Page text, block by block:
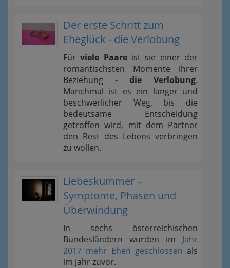
Der erste Schritt zum
Eheglück - die Verlobung
Fürviele Paareist sie einer der
romantischsten Momente ihrer
Beziehung - die Verlobung.
Manchmal ist es ein langer und
beschwerlicher Weg, bis die
bedeutsame Entscheidung
getroffen wird, mit dem Partner
den Rest des Lebens verbringen
zu wollen.
Liebeskummer –
Symptome, Phasen und
Überwindung
In sechs österreichischen
Bundesländern wurden im Jahr
2017 mehr Ehen geschlossen als
im Jahr zuvor.